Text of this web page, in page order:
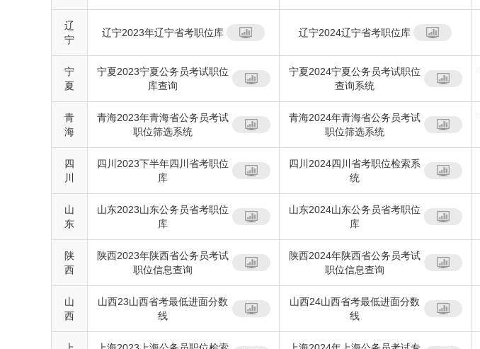
辽
宁
辽宁2023年辽宁省考职位库 辽宁2024辽宁省考职位库
宁
夏
宁夏2023宁夏公务员考试职位
库查询
宁夏2024宁夏公务员考试职位
查询系统
青
海
青海2023年青海省公务员考试
职位筛选系统
青海2024年青海省公务员考试
职位筛选系统
四
川
四川2023下半年四川省考职位
库
四川2024四川省考职位检索系
统
山
东
山东2023山东公务员省考职位
库
山东2024山东公务员省考职位
库
陕
西
陕西2023年陕西省公务员考试
职位信息查询
陕西2024年陕西省公务员考试
职位信息查询
山
西
山西23山西省考最低进面分数
线
山西24山西省考最低进面分数
线